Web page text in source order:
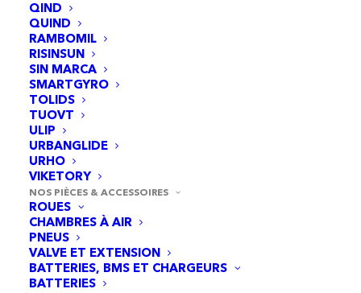
QIND
QUIND
RAMBOMIL
RISINSUN
SIN MARCA
SMARTGYRO
TOLIDS
TUOVT
ULIP
URBANGLIDE
URHO
VIKETORY
NOS PIÈCES & ACCESSOIRES
ROUES
CHAMBRES À AIR
PNEUS
VALVE ET EXTENSION
BATTERIES, BMS ET CHARGEURS
BATTERIES
Levier de frein droit Smartgyro Z-one/Zwheel